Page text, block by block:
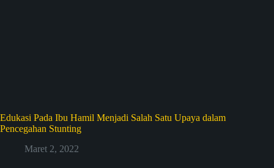
Edukasi Pada Ibu Hamil Menjadi Salah Satu Upaya dalam
Pencegahan Stunting
Maret 2, 2022